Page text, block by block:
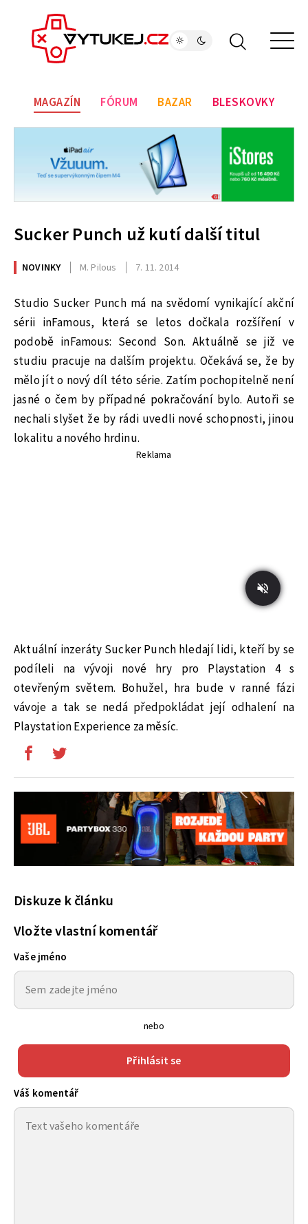
MAGAZÍN FÓRUM BAZAR BLESKOVKY
Sucker Punch už kutí další titul
NOVINKY M. Pilous 7. 11. 2014
Studio Sucker Punch má na svědomí vynikající akční
sérii inFamous, která se letos dočkala rozšíření v
podobě inFamous: Second Son. Aktuálně se již ve
studiu pracuje na dalším projektu. Očekává se, že by
mělo jít o nový díl této série. Zatím pochopitelně není
jasné o čem by případné pokračování bylo. Autoři se
nechali slyšet že by rádi uvedli nové schopnosti, jinou
lokalitu a nového hrdinu.
Reklama
Aktuální inzeráty Sucker Punch hledají lidi, kteří by se
podíleli na vývoji nové hry pro Playstation 4 s
otevřeným světem. Bohužel, hra bude v ranné fázi
vávoje a tak se nedá předpokládat její odhalení na
Playstation Experience za měsíc.
Diskuze k článku
Vložte vlastní komentář
Vaše jméno
nebo
Přihlásit se
Váš komentář